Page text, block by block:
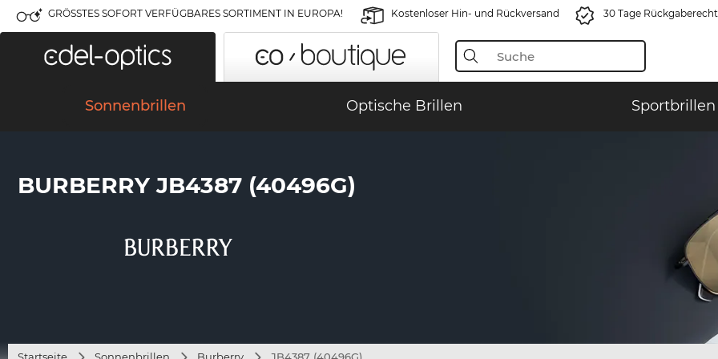
GRÖSSTES SOFORT VERFÜGBARES SORTIMENT IN EUROPA! Kostenloser Hin- und Rückversand 30 Tage Rückgaberecht
Sonnenbrillen Optische Brillen Sportbrillen
BURBERRY JB4387 (40496G)